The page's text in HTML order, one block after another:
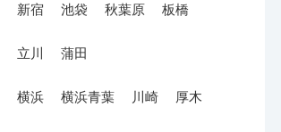
新宿 池袋 秋葉原 板橋
立川 蒲田
横浜 横浜青葉 川崎 厚木